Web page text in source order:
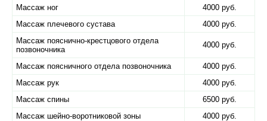
Массаж ног
4000 руб.
Массаж плечевого сустава
4000 руб.
Массаж пояснично-крестцового отдела
позвоночника
4000 руб.
Массаж поясничного отдела позвоночника
4000 руб.
Массаж рук
4000 руб.
Массаж спины
6500 руб.
Массаж шейно-воротниковой зоны
4000 руб.